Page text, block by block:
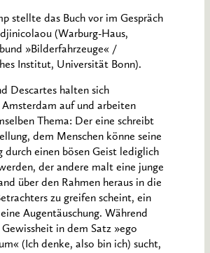
stellte das Buch vor im Gespräch
(Warburg-Haus,
»Bilderfahrzeuge« /
Institut, Universität Bonn).
Descartes halten sich
auf und arbeiten
Thema: Der eine schreibt
dem Menschen könne seine
durch einen bösen Geist lediglich
der andere malt eine junge
über den Rahmen heraus in die
zu greifen scheint, ein
Augentäuschung. Während
in dem Satz »ego
(Ich denke, also bin ich) sucht,